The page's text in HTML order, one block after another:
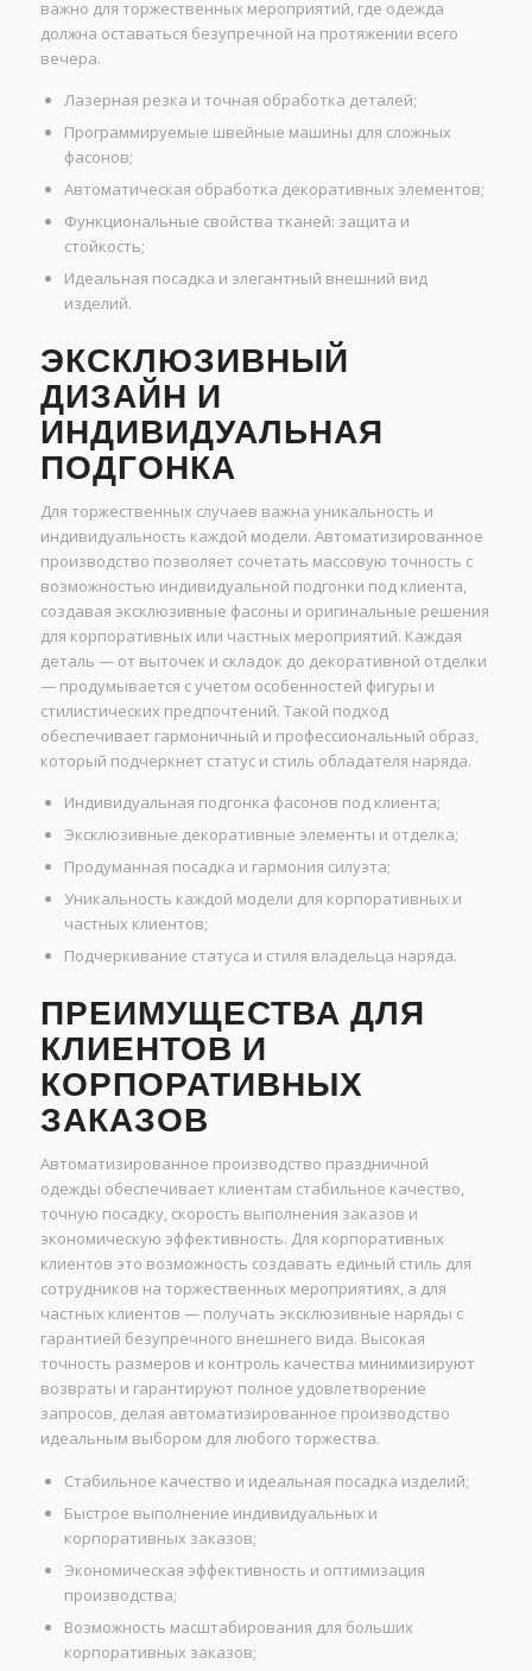
важно для торжественных мероприятий, где одежда
должна оставаться безупречной на протяжении всего
вечера.
Лазерная резка и точная обработка деталей;
Программируемые швейные машины для сложных
фасонов;
Автоматическая обработка декоративных элементов;
Функциональные свойства тканей: защита и
стойкость;
Идеальная посадка и элегантный внешний вид
изделий.
ЭКСКЛЮЗИВНЫЙ
ДИЗАЙН И
ИНДИВИДУАЛЬНАЯ
ПОДГОНКА
Для торжественных случаев важна уникальность и
индивидуальность каждой модели. Автоматизированное
производство позволяет сочетать массовую точность с
возможностью индивидуальной подгонки под клиента,
создавая эксклюзивные фасоны и оригинальные решения
для корпоративных или частных мероприятий. Каждая
деталь — от выточек и складок до декоративной отделки
— продумывается с учетом особенностей фигуры и
стилистических предпочтений. Такой подход
обеспечивает гармоничный и профессиональный образ,
который подчеркнет статус и стиль обладателя наряда.
Индивидуальная подгонка фасонов под клиента;
Эксклюзивные декоративные элементы и отделка;
Продуманная посадка и гармония силуэта;
Уникальность каждой модели для корпоративных и
частных клиентов;
Подчеркивание статуса и стиля владельца наряда.
ПРЕИМУЩЕСТВА ДЛЯ
КЛИЕНТОВ И
КОРПОРАТИВНЫХ
ЗАКАЗОВ
Автоматизированное производство праздничной
одежды обеспечивает клиентам стабильное качество,
точную посадку, скорость выполнения заказов и
экономическую эффективность. Для корпоративных
клиентов это возможность создавать единый стиль для
сотрудников на торжественных мероприятиях, а для
частных клиентов — получать эксклюзивные наряды с
гарантией безупречного внешнего вида. Высокая
точность размеров и контроль качества минимизируют
возвраты и гарантируют полное удовлетворение
запросов, делая автоматизированное производство
идеальным выбором для любого торжества.
Стабильное качество и идеальная посадка изделий;
Быстрое выполнение индивидуальных и
корпоративных заказов;
Экономическая эффективность и оптимизация
производства;
Возможность масштабирования для больших
корпоративных заказов;